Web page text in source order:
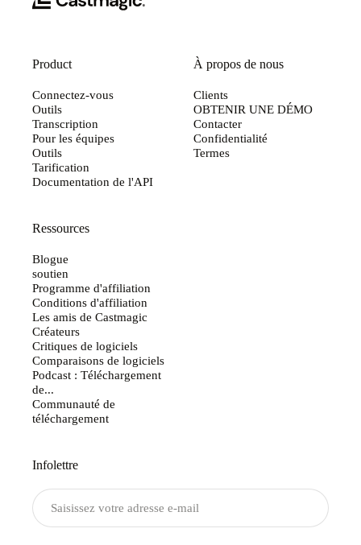
Product
Connectez-vous
Outils
Transcription
Pour les équipes
Outils
Tarification
Documentation de l'API
À propos de nous
Clients
OBTENIR UNE DÉMO
Contacter
Confidentialité
Termes
Ressources
Blogue
soutien
Programme d'affiliation
Conditions d'affiliation
Les amis de Castmagic
Créateurs
Critiques de logiciels
Comparaisons de logiciels
Podcast : Téléchargement
de...
Communauté de
téléchargement
Infolettre